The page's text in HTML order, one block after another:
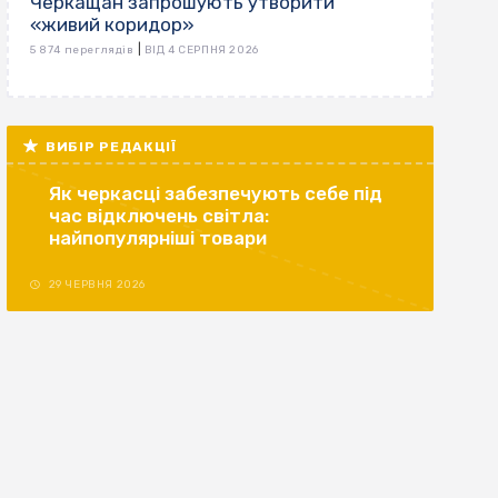
«живий коридор»
5 874 переглядів ВІД 4 СЕРПНЯ 2026
ВИБІР РЕДАКЦІЇ
Як черкасці забезпечують себе під
час відключень світла:
найпопулярніші товари
29 ЧЕРВНЯ 2026